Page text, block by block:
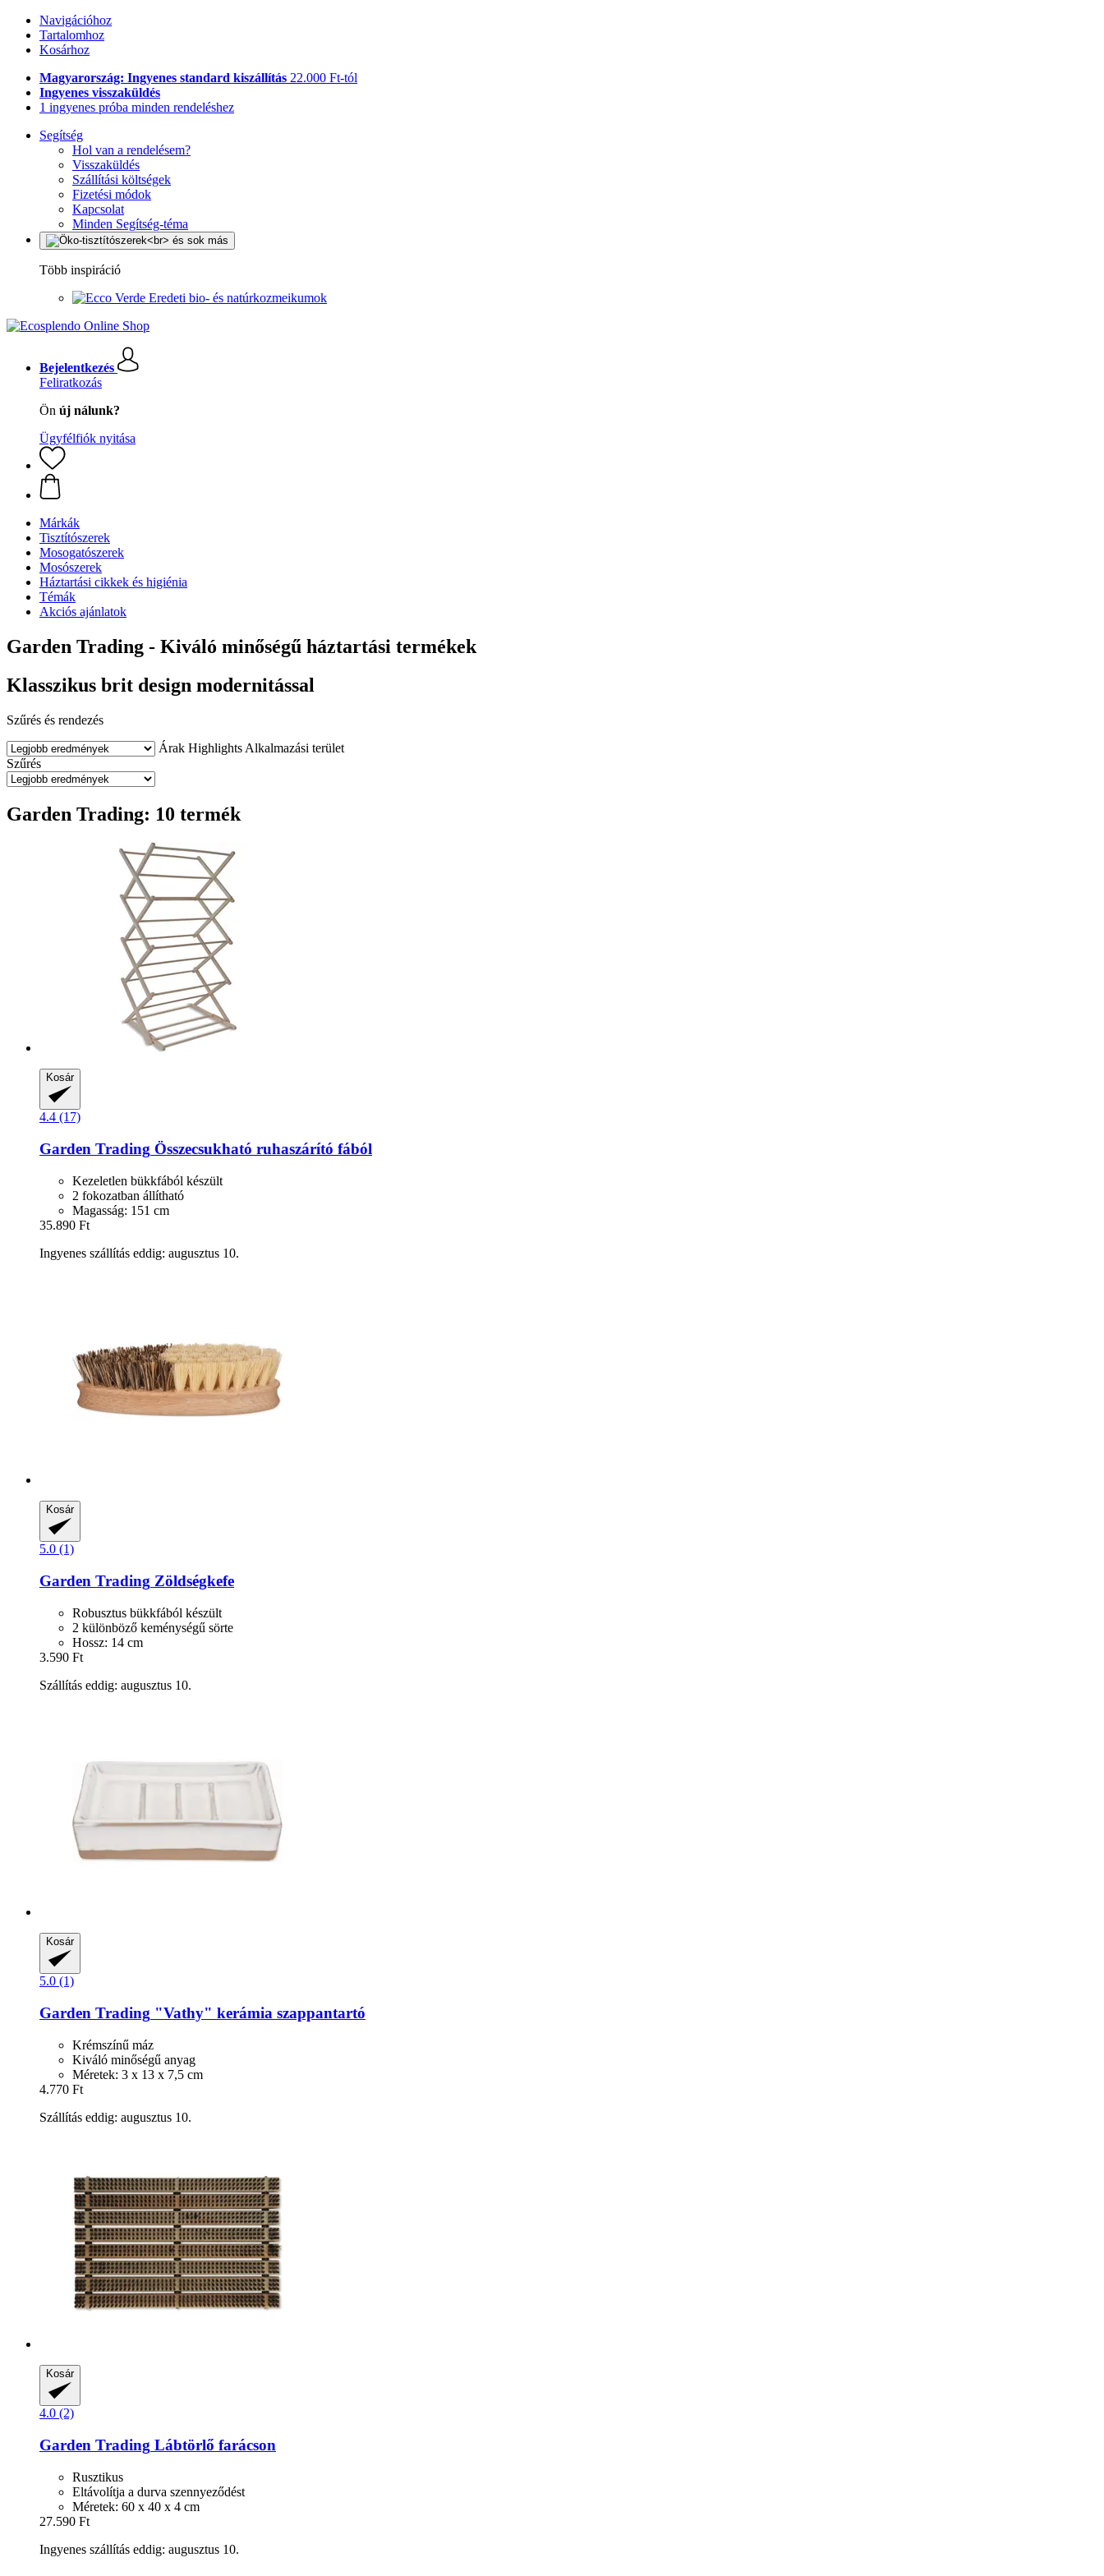
Navigációhoz
Tartalomhoz
Kosárhoz
Magyarország: Ingyenes standard kiszállítás 22.000 Ft-tól
Ingyenes visszaküldés
1 ingyenes próba minden rendeléshez
Segítség
Hol van a rendelésem?
Visszaküldés
Szállítási költségek
Fizetési módok
Kapcsolat
Minden Segítség-téma
Több inspiráció
Eredeti bio- és natúrkozmeikumok
Bejelentkezés
Feliratkozás
Ön új nálunk?
Ügyfélfiók nyitása
Márkák
Tisztítószerek
Mosogatószerek
Mosószerek
Háztartási cikkek és higiénia
Témák
Akciós ajánlatok
Garden Trading - Kiváló minőségű háztartási termékek
Klasszikus brit design modernitással
Szűrés és rendezés
Árak Highlights Alkalmazási terület
Szűrés
Garden Trading: 10 termék
Kosár
4.4 (17)
Garden Trading Összecsukható ruhaszárító fából
Kezeletlen bükkfából készült
2 fokozatban állítható
Magasság: 151 cm
35.890 Ft
Ingyenes szállítás eddig: augusztus 10.
Kosár
5.0 (1)
Garden Trading Zöldségkefe
Robusztus bükkfából készült
2 különböző keménységű sörte
Hossz: 14 cm
3.590 Ft
Szállítás eddig: augusztus 10.
Kosár
5.0 (1)
Garden Trading "Vathy" kerámia szappantartó
Krémszínű máz
Kiváló minőségű anyag
Méretek: 3 x 13 x 7,5 cm
4.770 Ft
Szállítás eddig: augusztus 10.
Kosár
4.0 (2)
Garden Trading Lábtörlő farácson
Rusztikus
Eltávolítja a durva szennyeződést
Méretek: 60 x 40 x 4 cm
27.590 Ft
Ingyenes szállítás eddig: augusztus 10.